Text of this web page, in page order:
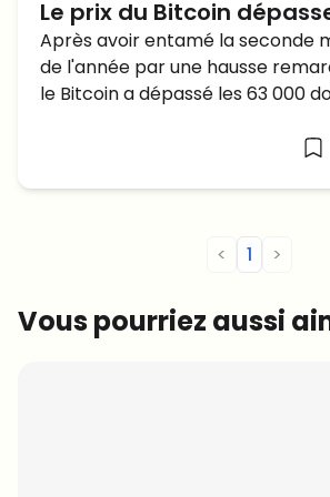
Le prix du Bitcoin
000$ au début du
semestre de 2024, mais
CHUTE ou FLAMBEE après?
Après avoir entamé la seconde
de l'année par une hausse
le Bitcoin a dépassé les 63 000
< 1 >
Vous pourriez aussi